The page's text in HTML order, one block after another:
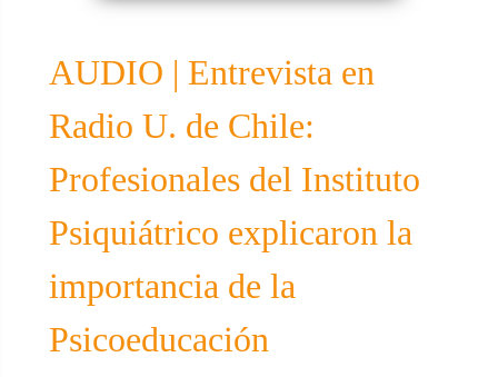
AUDIO | Entrevista en
Radio U. de Chile:
Profesionales del Instituto
Psiquiátrico explicaron la
importancia de la
Psicoeducación